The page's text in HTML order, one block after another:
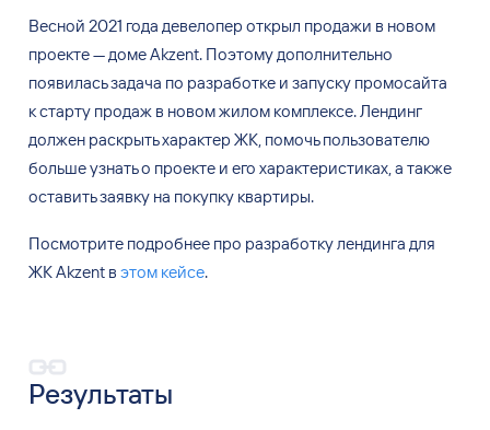
Весной 2021 года девелопер открыл продажи в новом
проекте — доме Akzent. Поэтому дополнительно
появилась задача по разработке и запуску промосайта
кстарту продаж в новом жилом комплексе. Лендинг
должен раскрыть характер ЖК, помочь пользователю
больше узнать о проекте и его характеристиках, а также
оставить заявку на покупку квартиры.
Посмотрите подробнее про разработку лендинга для
ЖКAkzent в этом кейсе.
Результаты